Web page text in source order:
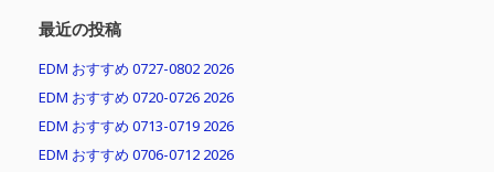
最近の投稿
EDM おすすめ 0727-0802 2026
EDM おすすめ 0720-0726 2026
EDM おすすめ 0713-0719 2026
EDM おすすめ 0706-0712 2026